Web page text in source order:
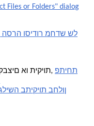
Files or Folders" dialog
הוספה, הסרה וסידור
בחירה בתיבת פתיחת
גלישה בתיקיות